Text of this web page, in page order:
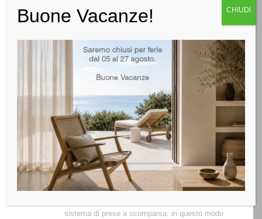
I cassetti e cestoni di Snaidero sono ottimi per
esempio, avremo bisogno dei carrelli estraibili o
dei contenitori per raccogliere la differenziata. Nel
caso dei carrelli estraibili, sono ottimi per riporre la
Mettiamo nei nostri carrelli estraibili anche i nostri
utensili per cucinare, come ad esempio i prodotti
per i dolci e tanto altro. I contenitori per la
differenziata sono estremamente utili e importanti;
potremo sistemare la raccolta senza prendere
spazio altrove.
sistema di prese a scomparsa: in questo modo
Buone Vacanze! CHIUDI